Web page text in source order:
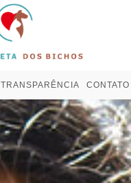
TRANSPARÊNCIA CONTATO